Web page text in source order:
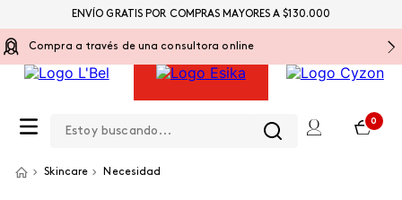
Compra a través de una consultora online
0
ENVÍO GRATIS POR COMPRAS MAYORES A $130.000
Skincare Necesidad